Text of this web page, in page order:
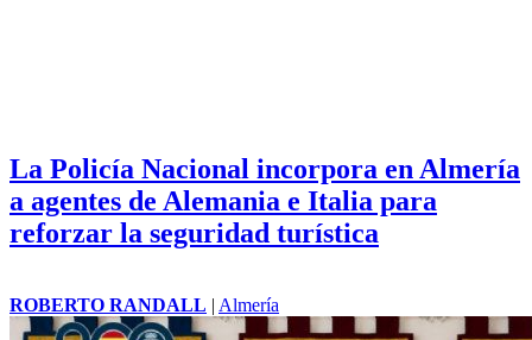
La Policía Nacional incorpora en Almería
a agentes de Alemania e Italia para
reforzar la seguridad turística
ROBERTO RANDALL | Almería